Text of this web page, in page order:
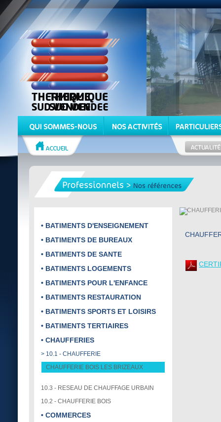
• BATIMENTS D'ENSEIGNEMENT
• BATIMENTS DE BUREAUX
• BATIMENTS DE SANTE
• BATIMENTS LOGEMENTS
• BATIMENTS POUR L'ENFANCE
• BATIMENTS RESTAURATION
• BATIMENTS SPORTS ET LOISIRS
• BATIMENTS TERTIAIRES
• CHAUFFERIES
> 10.1 - CHAUFFERIE
CHAUFFERIE BOIS LES BRIZEAUX
10.3 - RESEAU DE CHAUFFAGE URBAIN
10.2 - CHAUFFERIE BOIS
• COMMERCES